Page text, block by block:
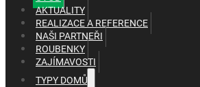
AKTUALITY
REALIZACE A REFERENCE
NAŠI PARTNEŘI
ROUBENKY
ZAJÍMAVOSTI
TYPY DOMŮ